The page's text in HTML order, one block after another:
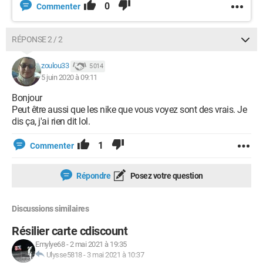
Commenter 0
RÉPONSE 2 / 2
zoulou33 5 014
5 juin 2020 à 09:11
Bonjour
Peut être aussi que les nike que vous voyez sont des vrais. Je
dis ça, j'ai rien dit lol.
Commenter 1
Répondre Posez votre question
Discussions similaires
Résilier carte cdiscount
Emylye68-2 mai 2021 à 19:35
Ulysse5818- 3 mai 2021 à 10:37